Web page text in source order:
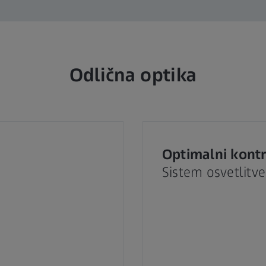
Odlična optika
Optimalni
Sistem osvetlitve